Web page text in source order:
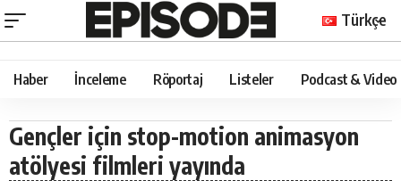
Türkçe
Haber İnceleme Röportaj Listeler Podcast & Video
Gençler için stop-motion animasyon
atölyesi filmleri yayında